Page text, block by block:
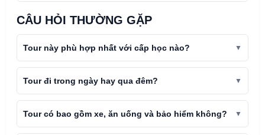
CÂU HỎI THƯỜNG GẶP
Tour này phù hợp nhất với cấp học nào?
Tour đi trong ngày hay qua đêm?
Tour có bao gồm xe, ăn uống và bảo hiểm không?